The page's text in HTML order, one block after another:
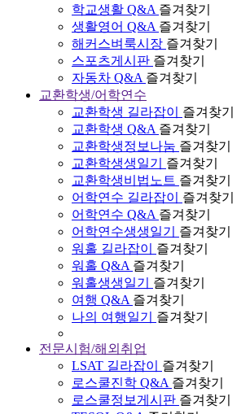
학교생활 Q&A 즐겨찾기
생활영어 Q&A 즐겨찾기
해커스벼룩시장 즐겨찾기
스포츠게시판 즐겨찾기
자동차 Q&A 즐겨찾기
교환학생/어학연수
교환학생 길라잡이
즐겨찾기
교환학생 Q&A 즐겨찾기
교환학생정보나눔 즐겨찾기
교환학생생일기
즐겨찾기
교환학생비법노트 즐겨찾기
어학연수 길라잡이
즐겨찾기
어학연수 Q&A 즐겨찾기
어학연수생생일기
즐겨찾기
워홀 길라잡이
즐겨찾기
워홀 Q&A 즐겨찾기
워홀생생일기
즐겨찾기
여행 Q&A 즐겨찾기
나의 여행일기
즐겨찾기
전문시험/해외취업
LSAT 길라잡이
즐겨찾기
로스쿨진학 Q&A 즐겨찾기
로스쿨정보게시판 즐겨찾기